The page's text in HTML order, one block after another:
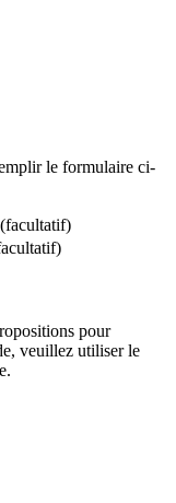
le formulaire ci-
pour
veuillez utiliser le